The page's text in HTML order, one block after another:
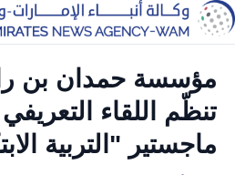
مؤسسة حمدان بن
تنظّم اللقاء
ماجستير "التربية